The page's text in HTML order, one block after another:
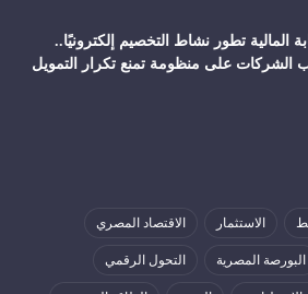
المالية تطور نشاط التخصيم إلكترونيًا..
الشركات على منظومة تمنع تكرار التمويل
الاستثمار الاقتصاد المصري
البورصة المصرية التحول الرقمي